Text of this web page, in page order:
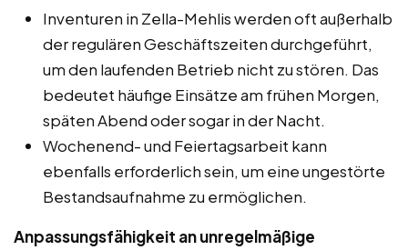
Inventuren in Zella-Mehlis werden oft außerhalb
der regulären Geschäftszeiten durchgeführt,
um den laufenden Betrieb nicht zu stören. Das
bedeutet häufige Einsätze am frühen Morgen,
späten Abend oder sogar in der Nacht.
Wochenend- und Feiertagsarbeit kann
ebenfalls erforderlich sein, um eine ungestörte
Bestandsaufnahme zu ermöglichen.
Anpassungsfähigkeit an unregelmäßige